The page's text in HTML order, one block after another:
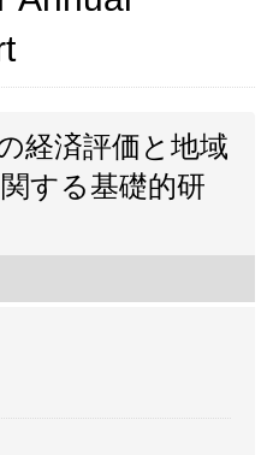
経済評価と地域
する基礎的研